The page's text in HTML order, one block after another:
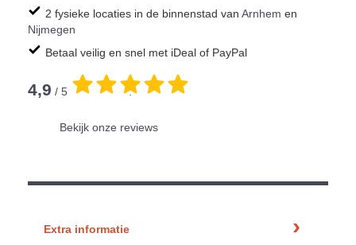
2 fysieke locaties in de binnenstad van Arnhem en
Nijmegen
Betaal veilig en snel met iDeal of PayPal
4,9 / 5 .
Bekijk onze reviews
Extra informatie